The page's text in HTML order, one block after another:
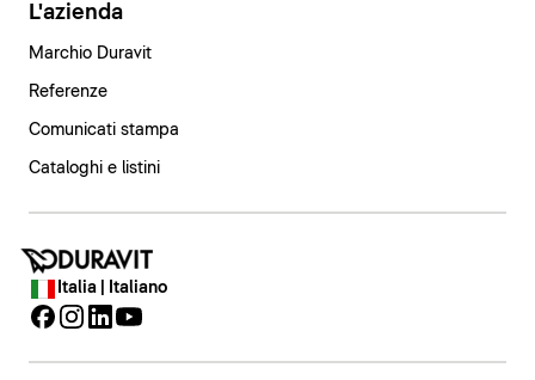
L'azienda
Marchio Duravit
Referenze
Comunicati stampa
Cataloghi e listini
Italia | Italiano